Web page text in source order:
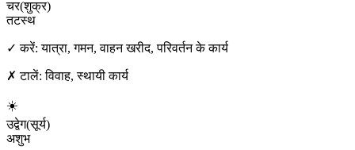
चर(शुक्र)
तटस्थ
✓ करें:यात्रा, गमन, वाहन खरीद, परिवर्तन के कार्य
✗ टालें:विवाह, स्थायी कार्य
☀️
उद्वेग(सूर्य)
अशुभ